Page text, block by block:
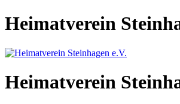
Heimatverein
Heimatverein